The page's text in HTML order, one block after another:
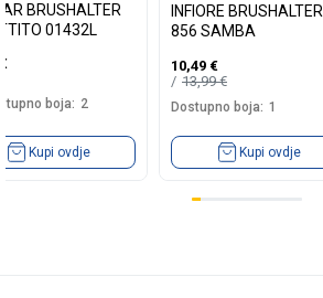
BRUSHALTER
01432L
€
boja: 2
Kupi ovdje
INFIORE BRUSHALTER
856 SAMBA
10,49 €
13,99€
Dostupno boja: 1
Kupi ovdje